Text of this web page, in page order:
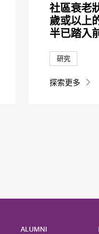
社區衰老
歲或以上
半已踏入
研究
探索更多
ALUMNI